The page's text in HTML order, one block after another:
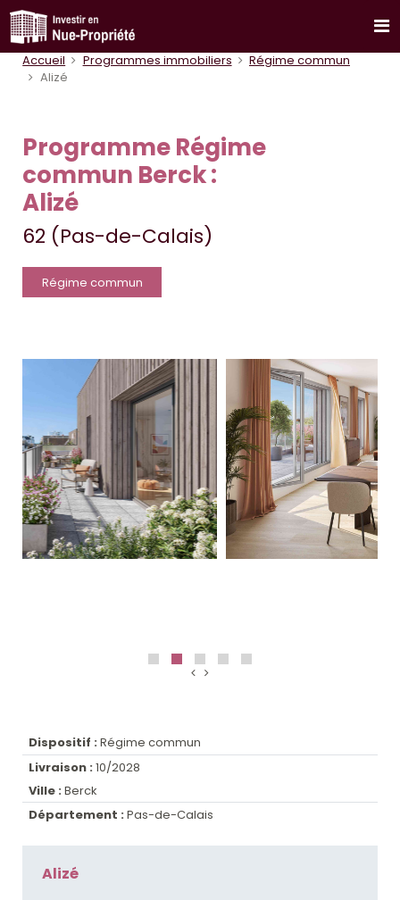
Accueil Programmes immobiliers
Régime commun
Alizé
Programme Régime
commun Berck :
Alizé
62 (Pas-de-Calais)
Régime commun
Dispositif : Régime commun
Livraison : 10/2028
Ville : Berck
Département : Pas-de-Calais
Alizé